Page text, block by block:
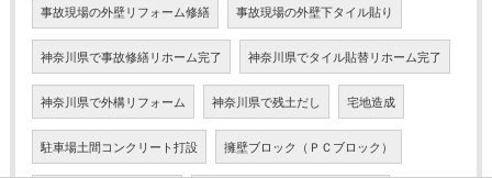
事故現場の外壁リフォーム修繕 事故現場の外壁下タイル貼り
神奈川県で事故修繕リホーム完了 神奈川県でタイル貼替リホーム完了
神奈川県で外構リフォーム 神奈川県で残土だし 宅地造成
駐車場土間コンクリート打設 擁壁ブロック（ＰＣブロック）